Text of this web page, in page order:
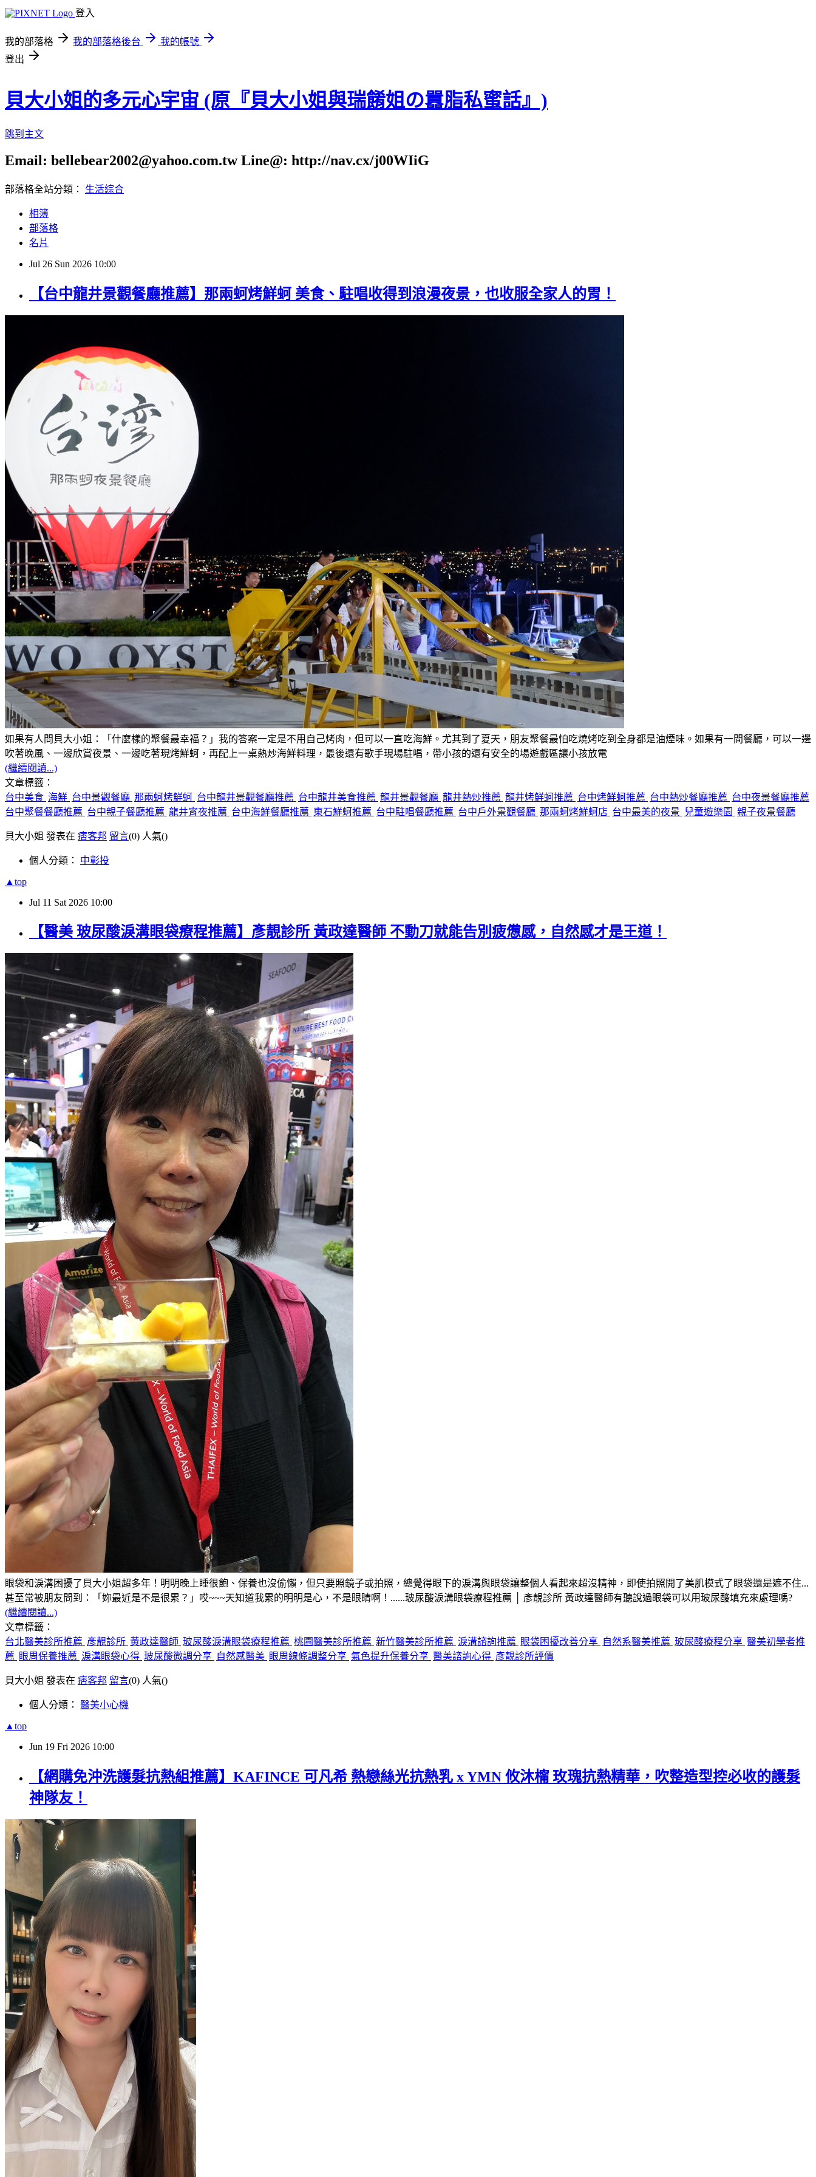
登入
我的部落格 我的部落格後台
我的帳號
登出
貝大小姐的多元心宇宙 (原『貝大小姐與瑞餚姐の囂脂私蜜話』)
跳到主文
Email: bellebear2002@yahoo.com.tw Line@: http://nav.cx/j00WIiG
部落格全站分類： 生活綜合
相簿
部落格
名片
Jul 26 Sun 2026 10:00
【台中龍井景觀餐廳推薦】那兩蚵烤鮮蚵 美食、駐唱收得到浪漫夜景，也收服全家人的胃！
如果有人問貝大小姐：「什麼樣的聚餐最幸福？」我的答案一定是不用自己烤肉，但可以一直吃海鮮。尤其到了夏天，朋友聚餐最怕吃燒烤吃到全身都是油煙味。如果有一間餐廳，可以一邊
吹著晚風、一邊欣賞夜景、一邊吃著現烤鮮蚵，再配上一桌熱炒海鮮料理，最後還有歌手現場駐唱，帶小孩的還有安全的場遊戲區讓小孩放電
(繼續閱讀...)
文章標籤：
台中美食 海鮮 台中景觀餐廳 那兩蚵烤鮮蚵 台中龍井景觀餐廳推薦 台中龍井美食推薦 龍井景觀餐廳 龍井熱炒推薦 龍井烤鮮蚵推薦 台中烤鮮蚵推薦 台中熱炒餐廳推薦 台中夜景餐廳推薦
台中聚餐餐廳推薦 台中親子餐廳推薦 龍井宵夜推薦 台中海鮮餐廳推薦 東石鮮蚵推薦 台中駐唱餐廳推薦 台中戶外景觀餐廳 那兩蚵烤鮮蚵店 台中最美的夜景 兒童遊樂園 親子夜景餐廳
貝大小姐 發表在 痞客邦 留言(0) 人氣()
個人分類： 中彰投
▲top
Jul 11 Sat 2026 10:00
【醫美 玻尿酸淚溝眼袋療程推薦】彥靚診所 黃政達醫師 不動刀就能告別疲憊感，自然感才是王道！
眼袋和淚溝困擾了貝大小姐超多年！明明晚上睡很飽、保養也沒偷懶，但只要照鏡子或拍照，總覺得眼下的淚溝與眼袋讓整個人看起來超沒精神，即使拍照開了美肌模式了眼袋還是遮不住...
甚至常被朋友問到：「妳最近是不是很累？」哎~~~天知道我累的明明是心，不是眼睛啊！......玻尿酸淚溝眼袋療程推薦 │ 彥靚診所 黃政達醫師有聽說過眼袋可以用玻尿酸填充來處理嗎?
(繼續閱讀...)
文章標籤：
台北醫美診所推薦 彥靚診所 黃政達醫師 玻尿酸淚溝眼袋療程推薦 桃園醫美診所推薦 新竹醫美診所推薦 淚溝諮詢推薦 眼袋困擾改善分享 自然系醫美推薦 玻尿酸療程分享 醫美初學者推
薦 眼周保養推薦 淚溝眼袋心得 玻尿酸微調分享 自然感醫美 眼周線條調整分享 氣色提升保養分享 醫美諮詢心得 彥靚診所評價
貝大小姐 發表在 痞客邦 留言(0) 人氣()
個人分類： 醫美小心機
▲top
Jun 19 Fri 2026 10:00
【網購免沖洗護髮抗熱組推薦】KAFINCE 可凡希 熱戀絲光抗熱乳 x YMN 攸沐橣 玫瑰抗熱精華，吹整造型控必收的護髮
神隊友！